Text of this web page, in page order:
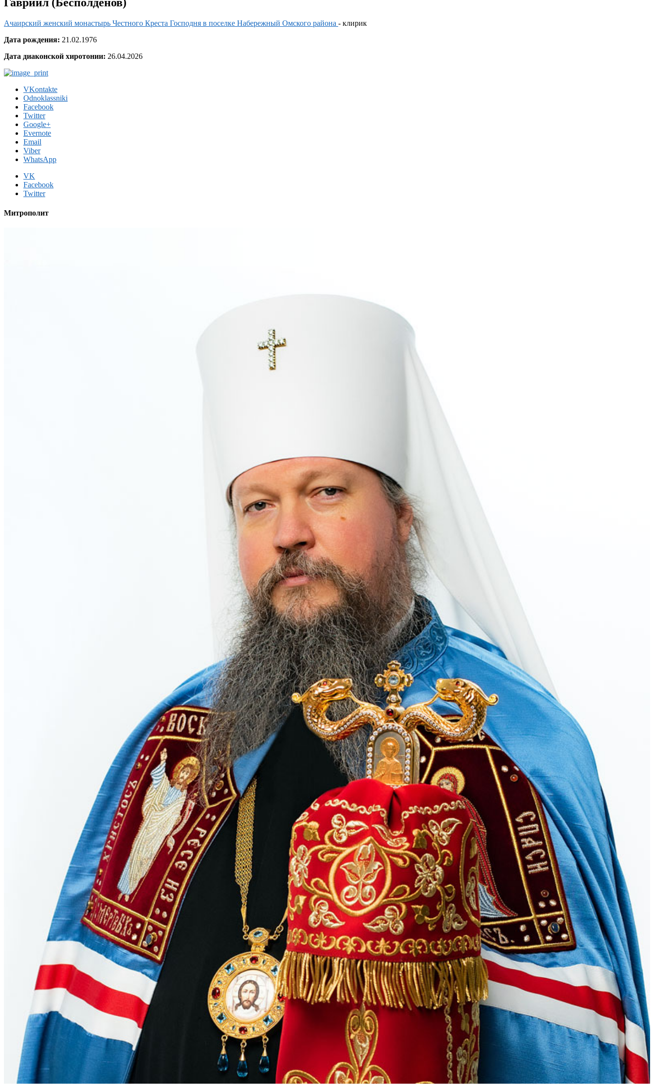
Гавриил (Бесполдёнов)
Ачаирский женский монастырь Честного Креста Господня в поселке Набережный Омского района - клирик
Дата рождения: 21.02.1976
Дата диаконской хиротонии: 26.04.2026
VKontakte
Odnoklassniki
Facebook
Twitter
Google+
Evernote
Email
Viber
WhatsApp
VK
Facebook
Twitter
Митрополит